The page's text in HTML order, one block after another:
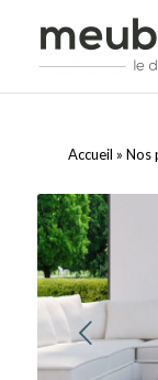
Accueil »Nos